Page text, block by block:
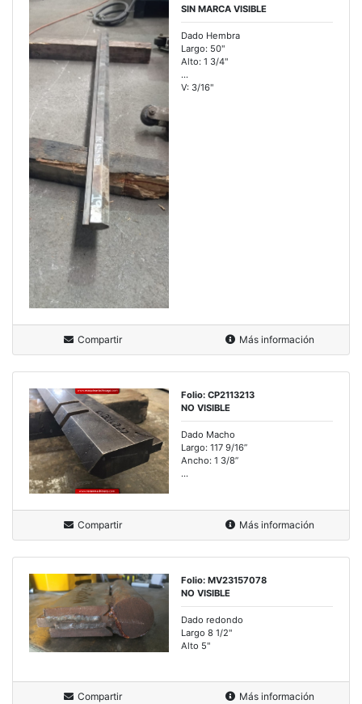
SIN MARCA VISIBLE
Dado Hembra
Largo: 50"
Alto: 1 3/4"
...
V: 3/16"
Compartir Más información
Folio: CP2113213
NO VISIBLE
Dado Macho
Largo: 117 9/16”
Ancho: 1 3/8”
...
Compartir Más información
Folio: MV23157078
NO VISIBLE
Dado redondo
Largo 8 1/2"
Alto 5"
Compartir Más información